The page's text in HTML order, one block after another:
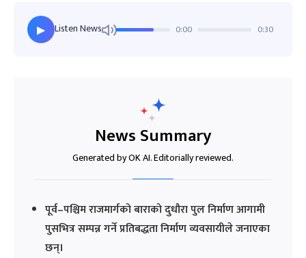
▶ Listen News 0:00 0:30
News Summary
Generated by OK AI. Editorially reviewed.
पूर्व–पश्चिम राजमार्गको बाराको दुधौरा पुल निर्माण आगामी
पुसभित्र सम्पन्न गर्ने प्रतिबद्धता निर्माण व्यवसायीले जनाएका
छन्।